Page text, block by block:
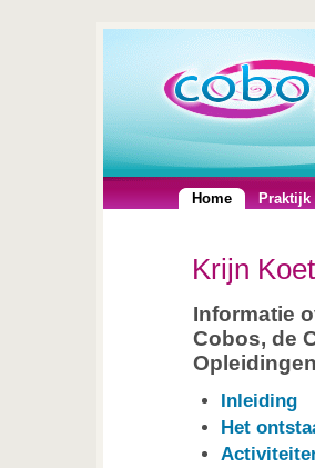
Home Praktijk
Krijn
Informatie
Cobos, de
Opleidingen
Inleiding
Het